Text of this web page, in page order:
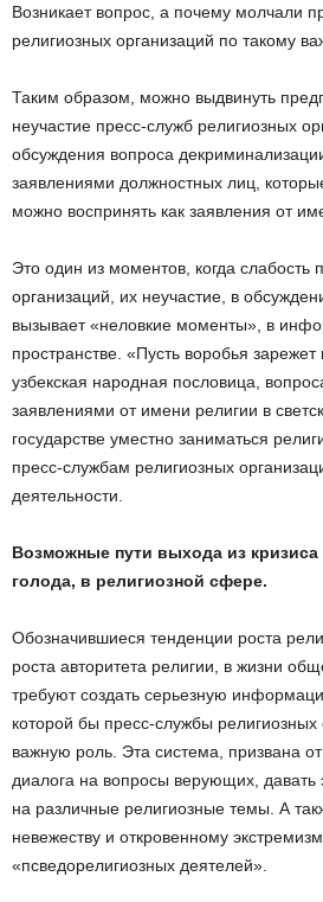
Возникает вопрос, а почему молчали
религиозных организаций по такому
Таким образом, можно выдвинуть
неучастие пресс-служб религиозных
обсуждения вопроса
заявлениями должностных лиц,
можно воспринять как заявления от
Это один из моментов, когда слабость
организаций, их неучастие, в
вызывает «неловкие моменты», в
пространстве. «Пусть воробья
узбекская народная пословица,
заявлениями от имени религии в
государстве уместно заниматься
пресс-службам религиозных
деятельности.
Возможные пути выхода из
голода, в религиозной сфере.
Обозначившиеся тенденции роста
роста авторитета религии, в жизни
требуют создать серьезную
которой бы пресс-службы
важную роль. Эта система, призвана
диалога на вопросы верующих, давать
на различные религиозные темы. А
невежеству и откровенному
«псведорелигиозных деятелей».